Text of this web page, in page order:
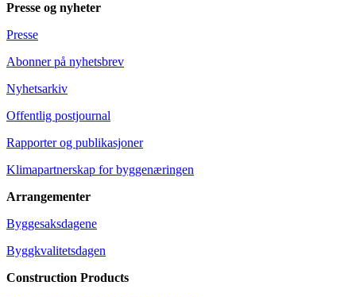
Presse og nyheter
Presse
Abonner på nyhetsbrev
Nyhetsarkiv
Offentlig postjournal
Rapporter og publikasjoner
Klimapartnerskap for byggenæringen
Arrangementer
Byggesaksdagene
Byggkvalitetsdagen
Construction Products